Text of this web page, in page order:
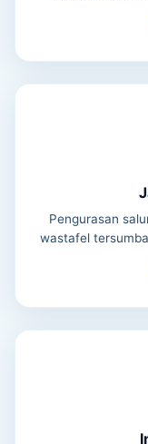
Pengurasan
wastafel